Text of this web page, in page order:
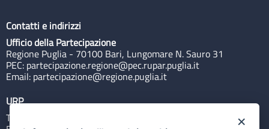
Contatti e indirizzi
Ufficio della Partecipazione
Regione Puglia - 70100 Bari, Lungomare N. Sauro 31
PEC: partecipazione.regione@pec.rupar.puglia.it
Email: partecipazione@regione.puglia.it
URP
Tel: 800713939
×